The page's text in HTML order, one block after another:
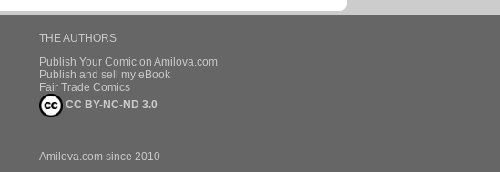
THE AUTHORS
Publish Your Comic on Amilova.com
Publish and sell my eBook
Fair Trade Comics
CC BY-NC-ND 3.0
Amilova.com since 2010